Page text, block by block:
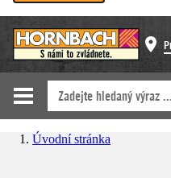
Úvodní stránka